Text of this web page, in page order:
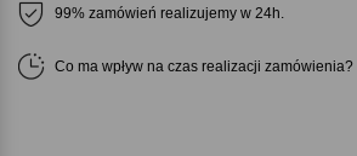
99% zamówień realizujemy w 24h.
Co ma wpływ na czas realizacji zamówienia